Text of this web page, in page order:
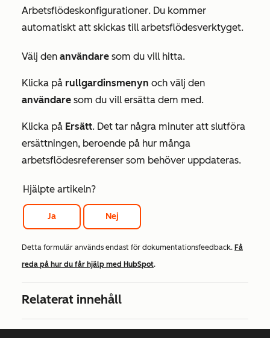
Arbetsflödeskonfigurationer. Du kommer
automatiskt att skickas till arbetsflödesverktyget.
Välj den användare som du vill hitta.
Klicka på rullgardinsmenyn och välj den
användare som du vill ersätta dem med.
Klicka på Ersätt. Det tar några minuter att slutföra
ersättningen, beroende på hur många
arbetsflödesreferenser som behöver uppdateras.
Hjälpte artikeln?
Ja Nej
Detta formulär används endast för dokumentationsfeedback. Få
reda på hur du får hjälp med HubSpot.
Relaterat innehåll